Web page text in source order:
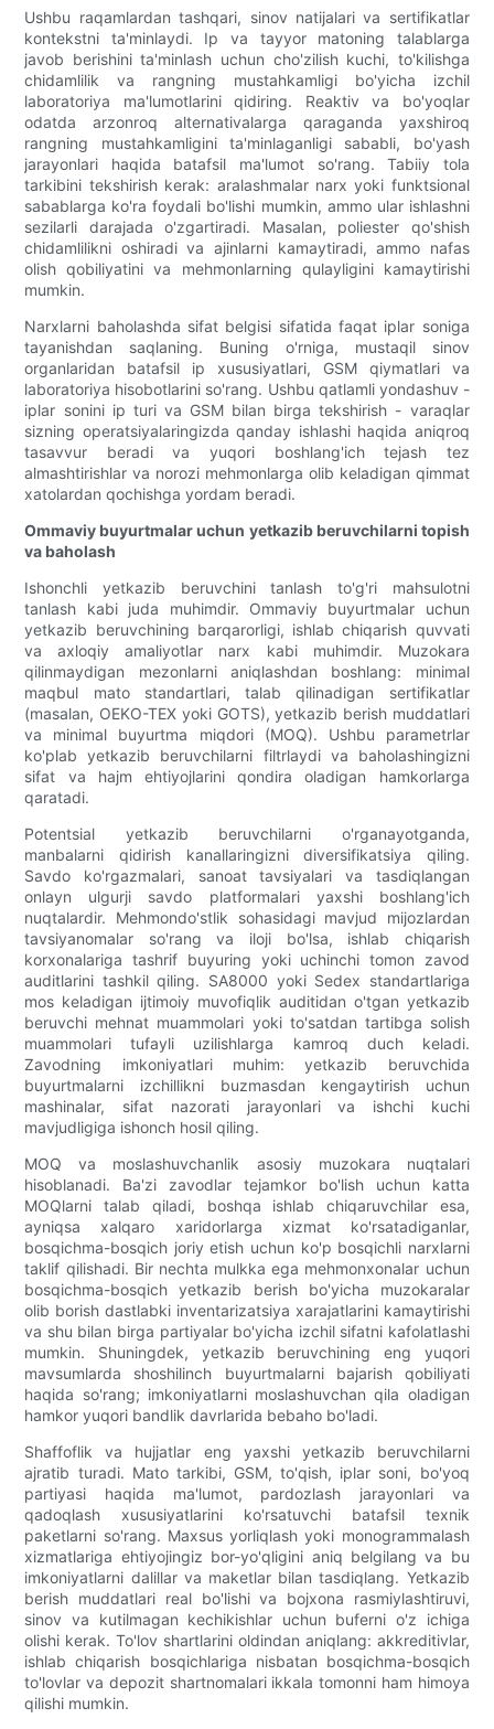
Ushbu raqamlardan tashqari, sinov natijalari va sertifikatlar
kontekstni ta'minlaydi. Ip va tayyor matoning talablarga
javob berishini ta'minlash uchun cho'zilish kuchi, to'kilishga
chidamlilik va rangning mustahkamligi bo'yicha izchil
laboratoriya ma'lumotlarini qidiring. Reaktiv va bo'yoqlar
odatda arzonroq alternativalarga qaraganda yaxshiroq
rangning mustahkamligini ta'minlaganligi sababli, bo'yash
jarayonlari haqida batafsil ma'lumot so'rang. Tabiiy tola
tarkibini tekshirish kerak: aralashmalar narx yoki funktsional
sabablarga ko'ra foydali bo'lishi mumkin, ammo ular ishlashni
sezilarli darajada o'zgartiradi. Masalan, poliester qo'shish
chidamlilikni oshiradi va ajinlarni kamaytiradi, ammo nafas
olish qobiliyatini va mehmonlarning qulayligini kamaytirishi
mumkin.
Narxlarni baholashda sifat belgisi sifatida faqat iplar soniga
tayanishdan saqlaning. Buning o'rniga, mustaqil sinov
organlaridan batafsil ip xususiyatlari, GSM qiymatlari va
laboratoriya hisobotlarini so'rang. Ushbu qatlamli yondashuv -
iplar sonini ip turi va GSM bilan birga tekshirish - varaqlar
sizning operatsiyalaringizda qanday ishlashi haqida aniqroq
tasavvur beradi va yuqori boshlang'ich tejash tez
almashtirishlar va norozi mehmonlarga olib keladigan qimmat
xatolardan qochishga yordam beradi.
Ommaviy buyurtmalar uchun yetkazib beruvchilarni topish
va baholash
Ishonchli yetkazib beruvchini tanlash to'g'ri mahsulotni
tanlash kabi juda muhimdir. Ommaviy buyurtmalar uchun
yetkazib beruvchining barqarorligi, ishlab chiqarish quvvati
va axloqiy amaliyotlar narx kabi muhimdir. Muzokara
qilinmaydigan mezonlarni aniqlashdan boshlang: minimal
maqbul mato standartlari, talab qilinadigan sertifikatlar
(masalan, OEKO-TEX yoki GOTS), yetkazib berish muddatlari
va minimal buyurtma miqdori (MOQ). Ushbu parametrlar
ko'plab yetkazib beruvchilarni filtrlaydi va baholashingizni
sifat va hajm ehtiyojlarini qondira oladigan hamkorlarga
qaratadi.
Potentsial yetkazib beruvchilarni o'rganayotganda,
manbalarni qidirish kanallaringizni diversifikatsiya qiling.
Savdo ko'rgazmalari, sanoat tavsiyalari va tasdiqlangan
onlayn ulgurji savdo platformalari yaxshi boshlang'ich
nuqtalardir. Mehmondo'stlik sohasidagi mavjud mijozlardan
tavsiyanomalar so'rang va iloji bo'lsa, ishlab chiqarish
korxonalariga tashrif buyuring yoki uchinchi tomon zavod
auditlarini tashkil qiling. SA8000 yoki Sedex standartlariga
mos keladigan ijtimoiy muvofiqlik auditidan o'tgan yetkazib
beruvchi mehnat muammolari yoki to'satdan tartibga solish
muammolari tufayli uzilishlarga kamroq duch keladi.
Zavodning imkoniyatlari muhim: yetkazib beruvchida
buyurtmalarni izchillikni buzmasdan kengaytirish uchun
mashinalar, sifat nazorati jarayonlari va ishchi kuchi
mavjudligiga ishonch hosil qiling.
MOQ va moslashuvchanlik asosiy muzokara nuqtalari
hisoblanadi. Ba'zi zavodlar tejamkor bo'lish uchun katta
MOQlarni talab qiladi, boshqa ishlab chiqaruvchilar esa,
ayniqsa xalqaro xaridorlarga xizmat ko'rsatadiganlar,
bosqichma-bosqich joriy etish uchun ko'p bosqichli narxlarni
taklif qilishadi. Bir nechta mulkka ega mehmonxonalar uchun
bosqichma-bosqich yetkazib berish bo'yicha muzokaralar
olib borish dastlabki inventarizatsiya xarajatlarini kamaytirishi
va shu bilan birga partiyalar bo'yicha izchil sifatni kafolatlashi
mumkin. Shuningdek, yetkazib beruvchining eng yuqori
mavsumlarda shoshilinch buyurtmalarni bajarish qobiliyati
haqida so'rang; imkoniyatlarni moslashuvchan qila oladigan
hamkor yuqori bandlik davrlarida bebaho bo'ladi.
Shaffoflik va hujjatlar eng yaxshi yetkazib beruvchilarni
ajratib turadi. Mato tarkibi, GSM, to'qish, iplar soni, bo'yoq
partiyasi haqida ma'lumot, pardozlash jarayonlari va
qadoqlash xususiyatlarini ko'rsatuvchi batafsil texnik
paketlarni so'rang. Maxsus yorliqlash yoki monogrammalash
xizmatlariga ehtiyojingiz bor-yo'qligini aniq belgilang va bu
imkoniyatlarni dalillar va maketlar bilan tasdiqlang. Yetkazib
berish muddatlari real bo'lishi va bojxona rasmiylashtiruvi,
sinov va kutilmagan kechikishlar uchun buferni o'z ichiga
olishi kerak. To'lov shartlarini oldindan aniqlang: akkreditivlar,
ishlab chiqarish bosqichlariga nisbatan bosqichma-bosqich
to'lovlar va depozit shartnomalari ikkala tomonni ham himoya
qilishi mumkin.